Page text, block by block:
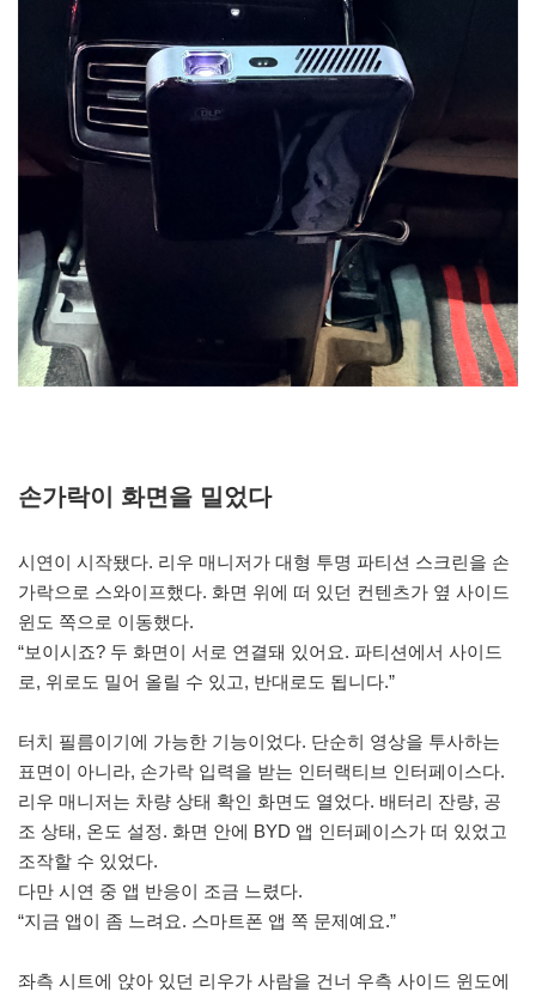
손가락이 화면을 밀었다
시연이 시작됐다. 리우 매니저가 대형 투명 파티션 스크린을 손
가락으로 스와이프했다. 화면 위에 떠 있던 컨텐츠가 옆 사이드
윈도 쪽으로 이동했다.
“보이시죠? 두 화면이 서로 연결돼 있어요. 파티션에서 사이드
로, 위로도 밀어 올릴 수 있고, 반대로도 됩니다.”
터치 필름이기에 가능한 기능이었다. 단순히 영상을 투사하는
표면이 아니라, 손가락 입력을 받는 인터랙티브 인터페이스다.
리우 매니저는 차량 상태 확인 화면도 열었다. 배터리 잔량, 공
조 상태, 온도 설정. 화면 안에 BYD 앱 인터페이스가 떠 있었고
조작할 수 있었다.
다만 시연 중 앱 반응이 조금 느렸다.
“지금 앱이 좀 느려요. 스마트폰 앱 쪽 문제예요.”
좌측 시트에 앉아 있던 리우가 사람을 건너 우측 사이드 윈도에